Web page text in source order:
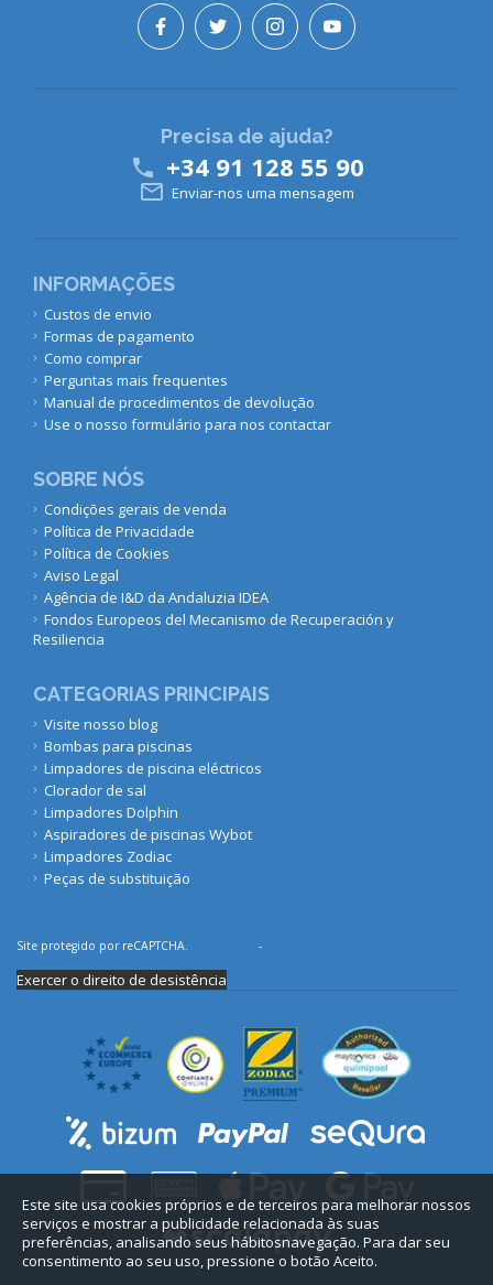
INFORMAÇÕES
Custos de envio
Formas de pagamento
Como comprar
Perguntas mais frequentes
Manual de procedimentos de devolução
Use o nosso formulário para nos contactar
SOBRE NÓS
Condições gerais de venda
Política de Privacidade
Política de Cookies
Aviso Legal
Agência de I&D da Andaluzia IDEA
Fondos Europeos del Mecanismo de Recuperación y
Resiliencia
CATEGORIAS PRINCIPAIS
Visite nosso blog
Bombas para piscinas
Limpadores de piscina eléctricos
Clorador de sal
Limpadores Dolphin
Aspiradores de piscinas Wybot
Limpadores Zodiac
Peças de substituição
Precisa de ajuda?
 +34 91 128 55 90
 Enviar-nos uma mensagem
Este site usa cookies próprios e de terceiros para melhorar nossos
serviços e mostrar a publicidade relacionada às suas
preferências, analisando seus hábitosnavegação. Para dar seu
consentimento ao seu uso, pressione o botão Aceito.
Site protegido por reCAPTCHA. -
Exercer o direito de desistência